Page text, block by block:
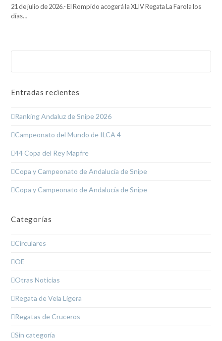
21 de julio de 2026.- El Rompido acogerá la XLIV Regata La Farola los
días…
Entradas recientes
Ranking Andaluz de Snipe 2026
Campeonato del Mundo de ILCA 4
44 Copa del Rey Mapfre
Copa y Campeonato de Andalucía de Snipe
Copa y Campeonato de Andalucía de Snipe
Categorías
Circulares
OE
Otras Noticias
Regata de Vela Ligera
Regatas de Cruceros
Sin categoría